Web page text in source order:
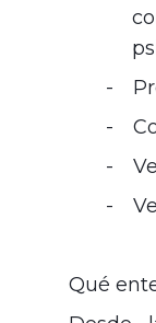
-
-
-
-
Qué